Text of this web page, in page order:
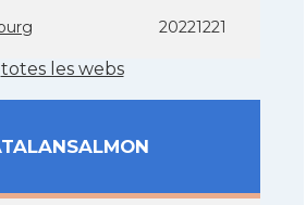
20221221
totes les webs